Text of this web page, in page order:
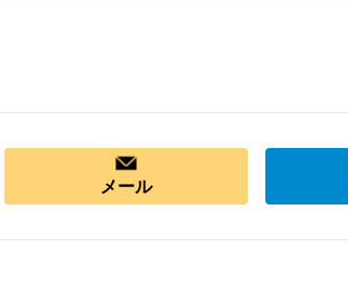
メール